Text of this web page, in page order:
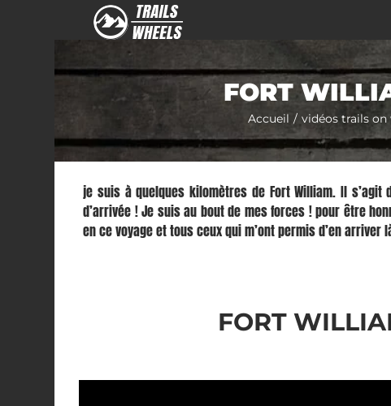
FORT
Accueil vidéos trails on
je suis à quelques kilomètres de Fort William. Il s’agit
d’arrivée ! Je suis au bout de mes forces ! pour être
en ce voyage et tous ceux qui m’ont permis d’en arriver
FORT